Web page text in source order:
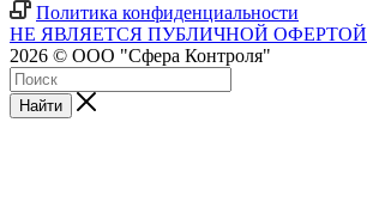
Политика конфиденциальности
НЕ ЯВЛЯЕТСЯ ПУБЛИЧНОЙ ОФЕРТОЙ
2026 © ООО "Сфера Контроля"
Найти